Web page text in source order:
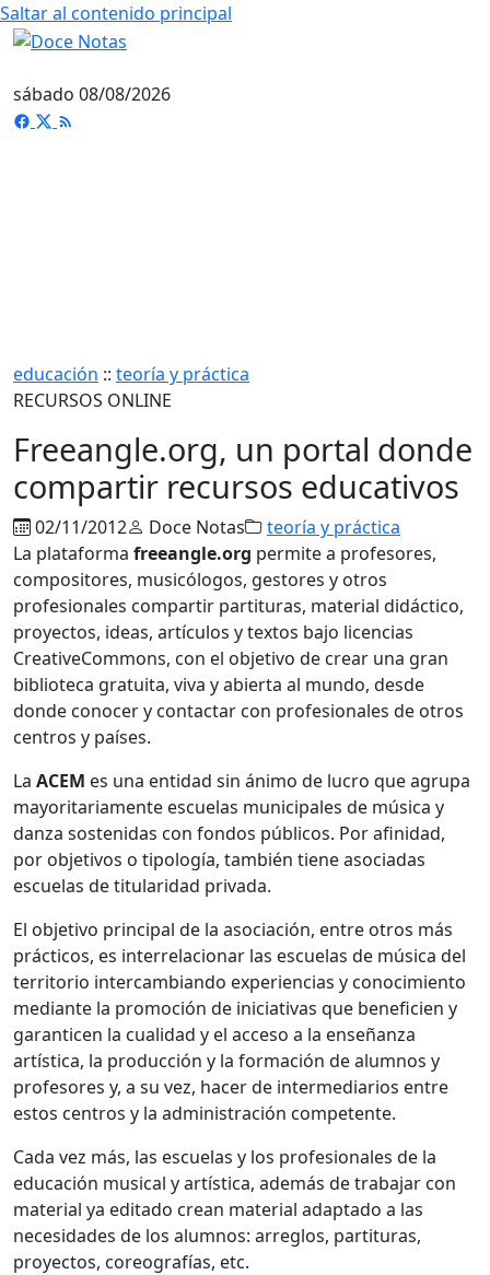
Saltar al contenido principal
sábado 08/08/2026
educación :: teoría y práctica
RECURSOS ONLINE
Freeangle.org, un portal donde
compartir recursos educativos
02/11/2012 Doce Notas
teoría y práctica
La plataforma freeangle.org permite a profesores,
compositores, musicólogos, gestores y otros
profesionales compartir partituras, material didáctico,
proyectos, ideas, artículos y textos bajo licencias
CreativeCommons, con el objetivo de crear una gran
biblioteca gratuita, viva y abierta al mundo, desde
donde conocer y contactar con profesionales de otros
centros y países.
La ACEM es una entidad sin ánimo de lucro que agrupa
mayoritariamente escuelas municipales de música y
danza sostenidas con fondos públicos. Por afinidad,
por objetivos o tipología, también tiene asociadas
escuelas de titularidad privada.
El objetivo principal de la asociación, entre otros más
prácticos, es interrelacionar las escuelas de música del
territorio intercambiando experiencias y conocimiento
mediante la promoción de iniciativas que beneficien y
garanticen la cualidad y el acceso a la enseñanza
artística, la producción y la formación de alumnos y
profesores y, a su vez, hacer de intermediarios entre
estos centros y la administración competente.
Cada vez más, las escuelas y los profesionales de la
educación musical y artística, además de trabajar con
material ya editado crean material adaptado a las
necesidades de los alumnos: arreglos, partituras,
proyectos, coreografías, etc.